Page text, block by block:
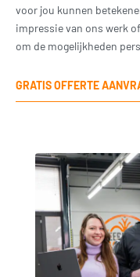
voor jou kunnen
impressie van ons werk
om de mogelijkheden
GRATIS OFFERTE